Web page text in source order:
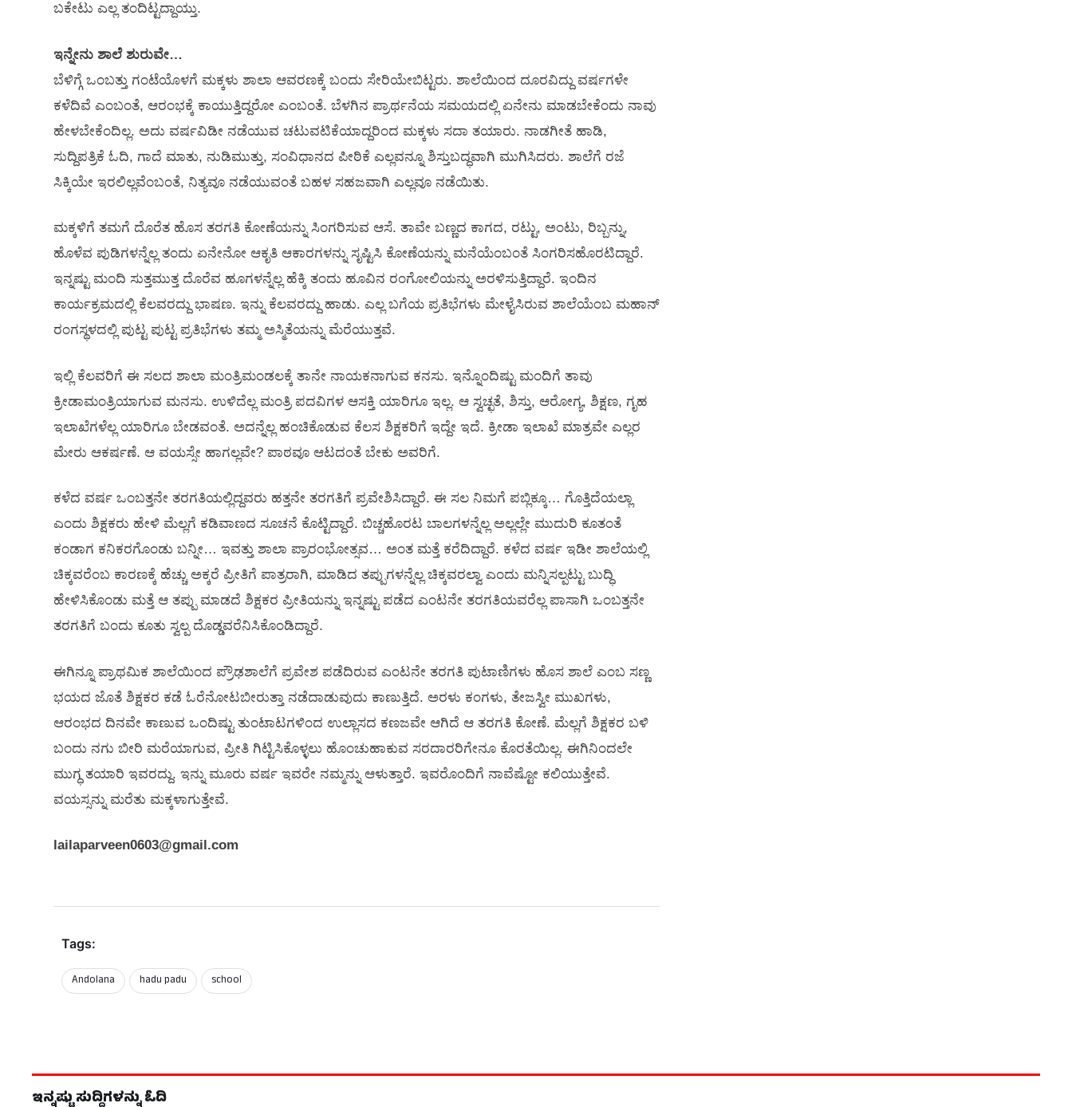
ಬಕೇಟು ಎಲ್ಲ ತಂದಿಟ್ಟದ್ದಾಯ್ತು.
ಇನ್ನೇನು ಶಾಲೆ ಶುರುವೇ…
ಬೆಳಿಗ್ಗೆ ಒಂಬತ್ತು ಗಂಟೆಯೊಳಗೆ ಮಕ್ಕಳು ಶಾಲಾ ಆವರಣಕ್ಕೆ ಬಂದು ಸೇರಿಯೇಬಿಟ್ಟರು. ಶಾಲೆಯಿಂದ ದೂರವಿದ್ದು ವರ್ಷಗಳೇ
ಕಳೆದಿವೆ ಎಂಬಂತೆ, ಆರಂಭಕ್ಕೆ ಕಾಯುತ್ತಿದ್ದರೋ ಎಂಬಂತೆ. ಬೆಳಗಿನ ಪ್ರಾರ್ಥನೆಯ ಸಮಯದಲ್ಲಿ ಏನೇನು ಮಾಡಬೇಕೆಂದು ನಾವು
ಹೇಳಬೇಕೆಂದಿಲ್ಲ. ಅದು ವರ್ಷವಿಡೀ ನಡೆಯುವ ಚಟುವಟಿಕೆಯಾದ್ದರಿಂದ ಮಕ್ಕಳು ಸದಾ ತಯಾರು. ನಾಡಗೀತೆ ಹಾಡಿ,
ಸುದ್ದಿಪತ್ರಿಕೆ ಓದಿ, ಗಾದೆ ಮಾತು, ನುಡಿಮುತ್ತು, ಸಂವಿಧಾನದ ಪೀಠಿಕೆ ಎಲ್ಲವನ್ನೂ ಶಿಸ್ತುಬದ್ಧವಾಗಿ ಮುಗಿಸಿದರು. ಶಾಲೆಗೆ ರಜೆ
ಸಿಕ್ಕಿಯೇ ಇರಲಿಲ್ಲವೆಂಬಂತೆ, ನಿತ್ಯವೂ ನಡೆಯುವಂತೆ ಬಹಳ ಸಹಜವಾಗಿ ಎಲ್ಲವೂ ನಡೆಯಿತು.
ಮಕ್ಕಳಿಗೆ ತಮಗೆ ದೊರೆತ ಹೊಸ ತರಗತಿ ಕೋಣೆಯನ್ನು ಸಿಂಗರಿಸುವ ಆಸೆ. ತಾವೇ ಬಣ್ಣದ ಕಾಗದ, ರಟ್ಟು, ಅಂಟು, ರಿಬ್ಬನ್ನು,
ಹೊಳೆವ ಪುಡಿಗಳನ್ನೆಲ್ಲ ತಂದು ಏನೇನೋ ಆಕೃತಿ ಆಕಾರಗಳನ್ನು ಸೃಷ್ಟಿಸಿ ಕೋಣೆಯನ್ನು ಮನೆಯೆಂಬಂತೆ ಸಿಂಗರಿಸಹೊರಟಿದ್ದಾರೆ.
ಇನ್ನಷ್ಟು ಮಂದಿ ಸುತ್ತಮುತ್ತ ದೊರೆವ ಹೂಗಳನ್ನೆಲ್ಲ ಹೆಕ್ಕಿ ತಂದು ಹೂವಿನ ರಂಗೋಲಿಯನ್ನು ಅರಳಿಸುತ್ತಿದ್ದಾರೆ. ಇಂದಿನ
ಕಾರ್ಯಕ್ರಮದಲ್ಲಿ ಕೆಲವರದ್ದು ಭಾಷಣ. ಇನ್ನು ಕೆಲವರದ್ದು ಹಾಡು. ಎಲ್ಲ ಬಗೆಯ ಪ್ರತಿಭೆಗಳು ಮೇಳೈಸಿರುವ ಶಾಲೆಯೆಂಬ ಮಹಾನ್
ರಂಗಸ್ಥಳದಲ್ಲಿ ಪುಟ್ಟ ಪುಟ್ಟ ಪ್ರತಿಭೆಗಳು ತಮ್ಮ ಅಸ್ಮಿತೆಯನ್ನು ಮೆರೆಯುತ್ತವೆ.
ಇಲ್ಲಿ ಕೆಲವರಿಗೆ ಈ ಸಲದ ಶಾಲಾ ಮಂತ್ರಿಮಂಡಲಕ್ಕೆ ತಾನೇ ನಾಯಕನಾಗುವ ಕನಸು. ಇನ್ನೊಂದಿಷ್ಟು ಮಂದಿಗೆ ತಾವು
ಕ್ರೀಡಾಮಂತ್ರಿಯಾಗುವ ಮನಸು. ಉಳಿದೆಲ್ಲ ಮಂತ್ರಿ ಪದವಿಗಳ ಆಸಕ್ತಿ ಯಾರಿಗೂ ಇಲ್ಲ. ಆ ಸ್ವಚ್ಛತೆ, ಶಿಸ್ತು, ಆರೋಗ್ಯ, ಶಿಕ್ಷಣ, ಗೃಹ
ಇಲಾಖೆಗಳೆಲ್ಲ ಯಾರಿಗೂ ಬೇಡವಂತೆ. ಅದನ್ನೆಲ್ಲ ಹಂಚಿಕೊಡುವ ಕೆಲಸ ಶಿಕ್ಷಕರಿಗೆ ಇದ್ದೇ ಇದೆ. ಕ್ರೀಡಾ ಇಲಾಖೆ ಮಾತ್ರವೇ ಎಲ್ಲರ
ಮೇರು ಆಕರ್ಷಣೆ. ಆ ವಯಸ್ಸೇ ಹಾಗಲ್ಲವೇ? ಪಾಠವೂ ಆಟದಂತೆ ಬೇಕು ಅವರಿಗೆ.
ಕಳೆದ ವರ್ಷ ಒಂಬತ್ತನೇ ತರಗತಿಯಲ್ಲಿದ್ದವರು ಹತ್ತನೇ ತರಗತಿಗೆ ಪ್ರವೇಶಿಸಿದ್ದಾರೆ. ಈ ಸಲ ನಿಮಗೆ ಪಬ್ಲಿಕ್ಕೂ… ಗೊತ್ತಿದೆಯಲ್ಲಾ
ಎಂದು ಶಿಕ್ಷಕರು ಹೇಳಿ ಮೆಲ್ಲಗೆ ಕಡಿವಾಣದ ಸೂಚನೆ ಕೊಟ್ಟಿದ್ದಾರೆ. ಬಿಚ್ಚಹೊರಟ ಬಾಲಗಳನ್ನೆಲ್ಲ ಅಲ್ಲಲ್ಲೇ ಮುದುರಿ ಕೂತಂತೆ
ಕಂಡಾಗ ಕನಿಕರಗೊಂಡು ಬನ್ನೀ… ಇವತ್ತು ಶಾಲಾ ಪ್ರಾರಂಭೋತ್ಸವ… ಅಂತ ಮತ್ತೆ ಕರೆದಿದ್ದಾರೆ. ಕಳೆದ ವರ್ಷ ಇಡೀ ಶಾಲೆಯಲ್ಲಿ
ಚಿಕ್ಕವರೆಂಬ ಕಾರಣಕ್ಕೆ ಹೆಚ್ಚು ಅಕ್ಕರೆ ಪ್ರೀತಿಗೆ ಪಾತ್ರರಾಗಿ, ಮಾಡಿದ ತಪ್ಪುಗಳನ್ನೆಲ್ಲ ಚಿಕ್ಕವರಲ್ವಾ ಎಂದು ಮನ್ನಿಸಲ್ಪಟ್ಟು ಬುದ್ಧಿ
ಹೇಳಿಸಿಕೊಂಡು ಮತ್ತೆ ಆ ತಪ್ಪು ಮಾಡದೆ ಶಿಕ್ಷಕರ ಪ್ರೀತಿಯನ್ನು ಇನ್ನಷ್ಟು ಪಡೆದ ಎಂಟನೇ ತರಗತಿಯವರೆಲ್ಲ ಪಾಸಾಗಿ ಒಂಬತ್ತನೇ
ತರಗತಿಗೆ ಬಂದು ಕೂತು ಸ್ವಲ್ಪ ದೊಡ್ಡವರೆನಿಸಿಕೊಂಡಿದ್ದಾರೆ.
ಈಗಿನ್ನೂ ಪ್ರಾಥಮಿಕ ಶಾಲೆಯಿಂದ ಪ್ರೌಢಶಾಲೆಗೆ ಪ್ರವೇಶ ಪಡೆದಿರುವ ಎಂಟನೇ ತರಗತಿ ಪುಟಾಣಿಗಳು ಹೊಸ ಶಾಲೆ ಎಂಬ ಸಣ್ಣ
ಭಯದ ಜೊತೆ ಶಿಕ್ಷಕರ ಕಡೆ ಓರೆನೋಟಬೀರುತ್ತಾ ನಡೆದಾಡುವುದು ಕಾಣುತ್ತಿದೆ. ಅರಳು ಕಂಗಳು, ತೇಜಸ್ವೀ ಮುಖಗಳು,
ಆರಂಭದ ದಿನವೇ ಕಾಣುವ ಒಂದಿಷ್ಟು ತುಂಟಾಟಗಳಿಂದ ಉಲ್ಲಾಸದ ಕಣಜವೇ ಆಗಿದೆ ಆ ತರಗತಿ ಕೋಣೆ. ಮೆಲ್ಲಗೆ ಶಿಕ್ಷಕರ ಬಳಿ
ಬಂದು ನಗು ಬೀರಿ ಮರೆಯಾಗುವ, ಪ್ರೀತಿ ಗಿಟ್ಟಿಸಿಕೊಳ್ಳಲು ಹೊಂಚುಹಾಕುವ ಸರದಾರರಿಗೇನೂ ಕೊರತೆಯಿಲ್ಲ. ಈಗಿನಿಂದಲೇ
ಮುಗ್ಧ ತಯಾರಿ ಇವರದ್ದು. ಇನ್ನು ಮೂರು ವರ್ಷ ಇವರೇ ನಮ್ಮನ್ನು ಆಳುತ್ತಾರೆ. ಇವರೊಂದಿಗೆ ನಾವೆಷ್ಟೋ ಕಲಿಯುತ್ತೇವೆ.
ವಯಸ್ಸನ್ನು ಮರೆತು ಮಕ್ಕಳಾಗುತ್ತೇವೆ.
lailaparveen0603@gmail.com
Tags:
Andolana hadu padu school
ಇನ್ನಷ್ಟು ಸುದ್ದಿಗಳನ್ನು ಓದಿ